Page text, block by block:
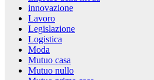
innovazione
Lavoro
Legislazione
Logistica
Moda
Mutuo casa
Mutuo nullo